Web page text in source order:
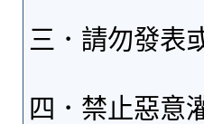
三．請勿發表
四．禁止惡意